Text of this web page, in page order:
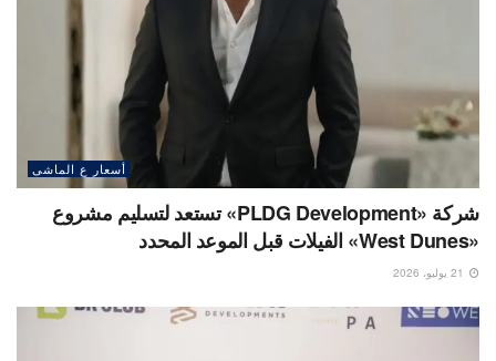
أسعار ع الماشى
شركة «PLDG Development» تستعد لتسليم مشروع
«West Dunes» الفيلات قبل الموعد المحدد